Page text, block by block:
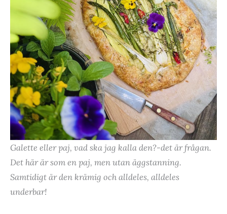
Galette eller paj, vad ska jag kalla den?-det är frågan.
Det här är som en paj, men utan äggstanning.
Samtidigt är den krämig och alldeles, alldeles
underbar!